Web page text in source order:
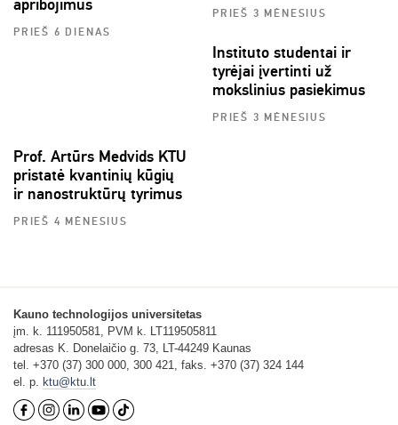
apribojimus
PRIEŠ 6 DIENAS
PRIEŠ 3 MĖNESIUS
Instituto studentai ir
tyrėjai įvertinti už
mokslinius pasiekimus
PRIEŠ 3 MĖNESIUS
Prof. Artūrs Medvids KTU
pristatė kvantinių kūgių
ir nanostruktūrų tyrimus
PRIEŠ 4 MĖNESIUS
Kauno technologijos universitetas
įm. k. 111950581, PVM k. LT119505811
adresas K. Donelaičio g. 73, LT-44249 Kaunas
tel. +370 (37) 300 000, 300 421, faks. +370 (37) 324 144
el. p.
ktu@ktu.lt